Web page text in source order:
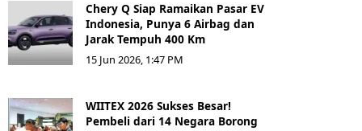
Chery Q Siap Ramaikan Pasar EV
Indonesia, Punya 6 Airbag dan
Jarak Tempuh 400 Km
15 Jun 2026, 1:47 PM
WIITEX 2026 Sukses Besar!
Pembeli dari 14 Negara Borong